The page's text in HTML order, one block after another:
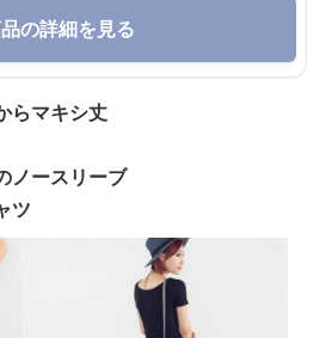
の詳細を見る
らマキシ丈
ノースリーブ
ツ